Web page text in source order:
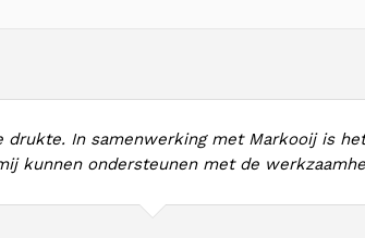
drukte. In samenwerking met Markooij is
kunnen ondersteunen met de